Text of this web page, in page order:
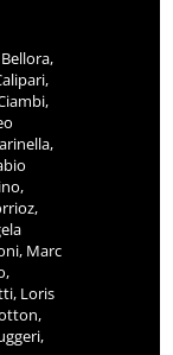
Marc
Loris